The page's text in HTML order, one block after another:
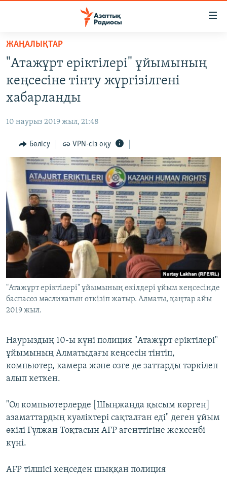
Skip
main
content
to
main
Navigation
Search
ЖАҢАЛЫҚТАР
AZATTYQTV
АДАМ ҚҰҚЫҚТАРЫ
ӘЛЕУМЕТ
ӘЛЕМ
АРНАЙЫ ЖОБАЛАР
Русский
ЖАЗЫЛЫҢЫЗ
Басқа тілдерде
ЖАҢАЛЫҚТАР
"Атажұрт еріктілері" ұйымының
кеңсесіне тінту жүргізілгені
хабарланды
10 наурыз 2019 жыл, 21:48
Бөлісу VPN-сіз оқу
"Атажұрт еріктілері" ұйымының өкілдері ұйым кеңсесінде
баспасөз мәслихатын өткізіп жатыр. Алматы, қаңтар айы
2019 жыл.
Наурыздың 10-ы күні полиция "Атажұрт еріктілері"
ұйымының Алматыдағы кеңсесін тінтіп,
компьютер, камера және өзге де заттарды тәркілеп
алып кеткен.
"Ол компьютерлерде [Шыңжаңда қысым көрген]
азаматтардың куәліктері сақталған еді" деген ұйым
өкілі Гүлжан Тоқтасын AFP агенттігіне жексенбі
күні.
AFP тілшісі кеңседен шыққан полиция